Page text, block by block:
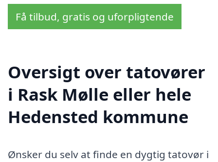
Få tilbud, gratis og uforpligtende
Oversigt over tatovører
i Rask Mølle eller hele
Hedensted kommune
Ønsker du selv at finde en dygtig tatovør i